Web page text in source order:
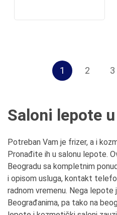
1 2 3
Saloni lepote
Potreban Vam je frizer, a i
Pronađite ih u salonu lepote.
Beogradu sa kompletnim
i opisom usluga, kontakt
radnom vremenu. Nega lepote
Beograđanima, pa tako na